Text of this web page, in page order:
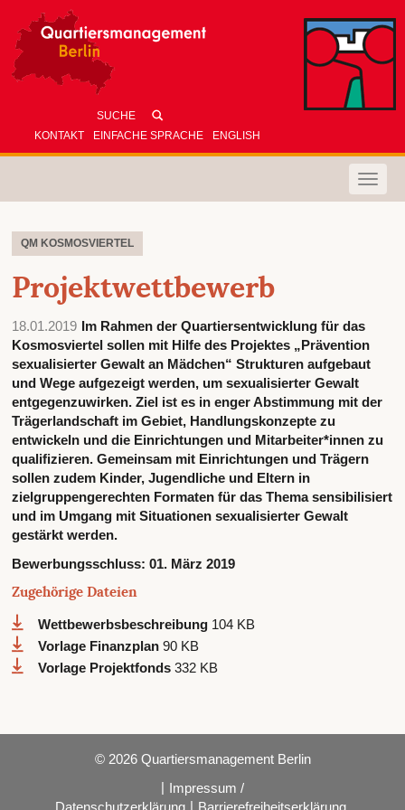
KONTAKT EINFACHE SPRACHE ENGLISH
Toggle
QM KOSMOSVIERTEL
Projektwettbewerb
18.01.2019 Im Rahmen der Quartiersentwicklung für das
Kosmosviertel sollen mit Hilfe des Projektes „Prävention
sexualisierter Gewalt an Mädchen“ Strukturen aufgebaut
und Wege aufgezeigt werden, um sexualisierter Gewalt
entgegenzuwirken. Ziel ist es in enger Abstimmung mit der
Trägerlandschaft im Gebiet, Handlungskonzepte zu
entwickeln und die Einrichtungen und Mitarbeiter*innen zu
qualifizieren. Gemeinsam mit Einrichtungen und Trägern
sollen zudem Kinder, Jugendliche und Eltern in
zielgruppengerechten Formaten für das Thema sensibilisiert
und im Umgang mit Situationen sexualisierter Gewalt
gestärkt werden.
Bewerbungsschluss: 01. März 2019
Zugehörige Dateien
Wettbewerbsbeschreibung 104 KB
Vorlage Finanzplan 90 KB
Vorlage Projektfonds 332 KB
© 2026 Quartiersmanagement Berlin
| Impressum /
|